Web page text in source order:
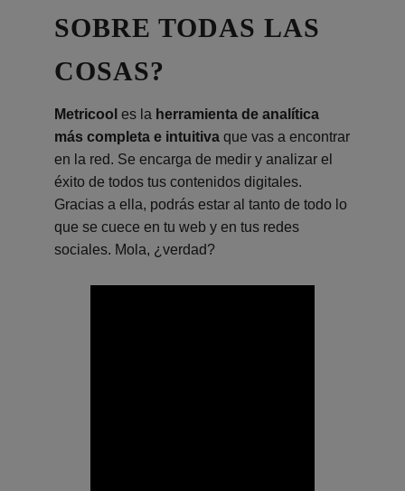
SOBRE TODAS LAS
COSAS?
Metricool es la herramienta de analítica
más completa e intuitiva que vas a encontrar
en la red. Se encarga de medir y analizar el
éxito de todos tus contenidos digitales.
Gracias a ella, podrás estar al tanto de todo lo
que se cuece en tu web y en tus redes
sociales. Mola, ¿verdad?